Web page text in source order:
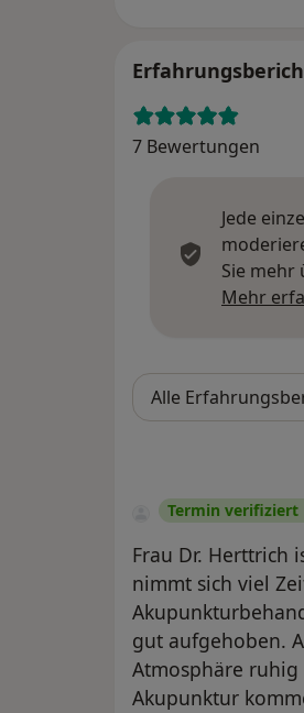
7 Bewertungen
Jede
Sie
Mehr
Termin verifiziert
Frau Dr. Herttrich
nimmt sich viel
gut aufgehoben.
Atmosphäre
Akupunktur